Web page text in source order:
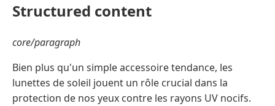
Structured content
core/paragraph
Bien plus qu'un simple accessoire tendance, les
lunettes de soleil jouent un rôle crucial dans la
protection de nos yeux contre les rayons UV nocifs.